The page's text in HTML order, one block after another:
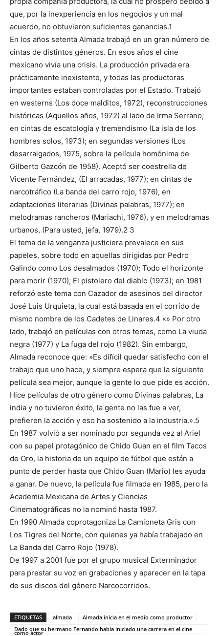
que, por la inexperiencia en los negocios y un mal
acuerdo, no obtuvieron suficientes ganancias.1
En los años setenta Almada trabajó en un gran número de
cintas de distintos géneros. En esos años el cine
mexicano vivía una crisis. La producción privada era
prácticamente inexistente, y todas las productoras
importantes estaban controladas por el Estado. Trabajó
en westerns (Los doce malditos, 1972), reconstrucciones
históricas (Aquellos años, 1972) al lado de Irma Serrano;
en cintas de escatología y tremendismo (La isla de los
hombres solos, 1973); en segundas versiones (Los
desarraigados, 1975, sobre la película homónima de
Gilberto Gazcón de 1958). Aceptó ser coestrella de
Vicente Fernández, (El arracadas, 1977); en cintas de
narcotráfico (La banda del carro rojo, 1976), en
adaptaciones literarias (Divinas palabras, 1977); en
melodramas rancheros (Mariachi, 1976), y en melodramas
urbanos, (Para usted, jefa, 1979).2 3
El tema de la venganza justiciera prevalece en sus
papeles, sobre todo en aquellas dirigidas por Pedro
Galindo como Los desalmados (1970); Todo el horizonte
para morir (1970); El pistolero del diablo (1973); en 1981
reforzó este tema con Cazador de asesinos del director
José Luis Urquieta, la cual está basada en el corrido de
mismo nombre de los Cadetes de Linares.4 «» Por otro
lado, trabajó en películas con otros temas, como La viuda
negra (1977) y La fuga del rojo (1982). Sin embargo,
Almada reconoce que: »Es difícil quedar satisfecho con el
trabajo que uno hace, y siempre espera que la siguiente
película sea mejor, aunque la gente lo que pide es acción.
Hice películas de otro género como Divinas palabras, La
india y no tuvieron éxito, la gente no las fue a ver,
prefieren la acción y eso ha sostenido a la industria.».5
En 1987 volvió a ser nominado por segunda vez al Ariel
con su papel protagónico de Chido Guan en el film Tacos
de Oro, la historia de un equipo de fútbol que están a
punto de perder hasta que Chido Guan (Mario) les ayuda
a ganar. De nuevo, la película fue filmada en 1985, pero la
Academia Mexicana de Artes y Ciencias
Cinematográficas no la nominó hasta 1987.
En 1990 Almada coprotagoniza La Camioneta Gris con
Los Tigres del Norte, con quienes ya había trabajado en
La Banda del Carro Rojo (1978).
De 1997 a 2001 fue por el grupo musical Exterminador
para prestar su voz en grabaciones y aparecer en la tapa
de sus discos del género Narcocorridos.
ETIQUETAS almada
Almada inicia en el medio como productor
Dado que su hermano Fernando había iniciado una carrera en el cine
como actor